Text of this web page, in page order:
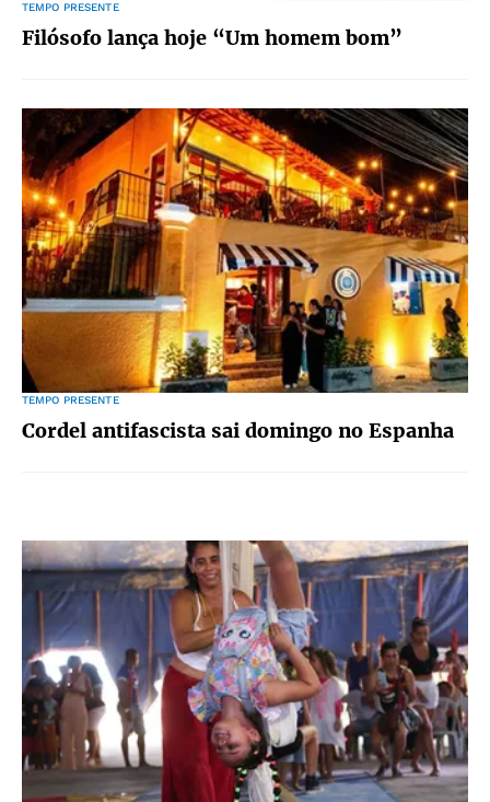
TEMPO PRESENTE
Filósofo lança hoje “Um homem bom”
TEMPO PRESENTE
Cordel antifascista sai domingo no Espanha